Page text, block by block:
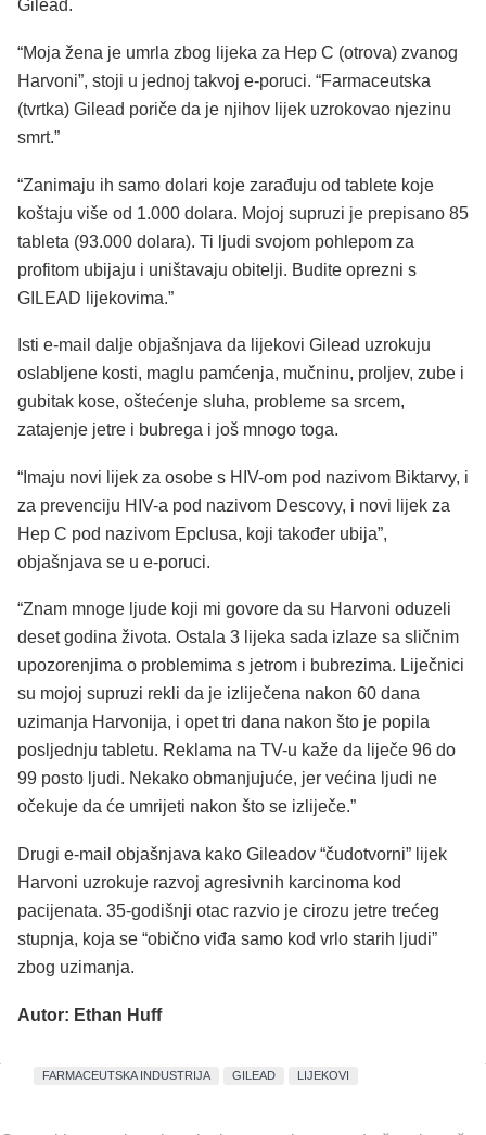
Gilead.
“Moja žena je umrla zbog lijeka za Hep C (otrova) zvanog
Harvoni”, stoji u jednoj takvoj e-poruci. “Farmaceutska
(tvrtka) Gilead poriče da je njihov lijek uzrokovao njezinu
smrt.”
“Zanimaju ih samo dolari koje zarađuju od tablete koje
koštaju više od 1.000 dolara. Mojoj supruzi je prepisano 85
tableta (93.000 dolara). Ti ljudi svojom pohlepom za
profitom ubijaju i uništavaju obitelji. Budite oprezni s
GILEAD lijekovima.”
Isti e-mail dalje objašnjava da lijekovi Gilead uzrokuju
oslabljene kosti, maglu pamćenja, mučninu, proljev, zube i
gubitak kose, oštećenje sluha, probleme sa srcem,
zatajenje jetre i bubrega i još mnogo toga.
“Imaju novi lijek za osobe s HIV-om pod nazivom Biktarvy, i
za prevenciju HIV-a pod nazivom Descovy, i novi lijek za
Hep C pod nazivom Epclusa, koji također ubija”,
objašnjava se u e-poruci.
“Znam mnoge ljude koji mi govore da su Harvoni oduzeli
deset godina života. Ostala 3 lijeka sada izlaze sa sličnim
upozorenjima o problemima s jetrom i bubrezima. Liječnici
su mojoj supruzi rekli da je izliječena nakon 60 dana
uzimanja Harvonija, i opet tri dana nakon što je popila
posljednju tabletu. Reklama na TV-u kaže da liječe 96 do
99 posto ljudi. Nekako obmanjujuće, jer većina ljudi ne
očekuje da će umrijeti nakon što se izliječe.”
Drugi e-mail objašnjava kako Gileadov “čudotvorni” lijek
Harvoni uzrokuje razvoj agresivnih karcinoma kod
pacijenata. 35-godišnji otac razvio je cirozu jetre trećeg
stupnja, koja se “obično viđa samo kod vrlo starih ljudi”
zbog uzimanja.
Autor: Ethan Huff
FARMACEUTSKA INDUSTRIJA GILEAD LIJEKOVI